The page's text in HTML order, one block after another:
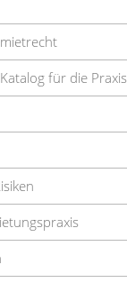
für die Praxis